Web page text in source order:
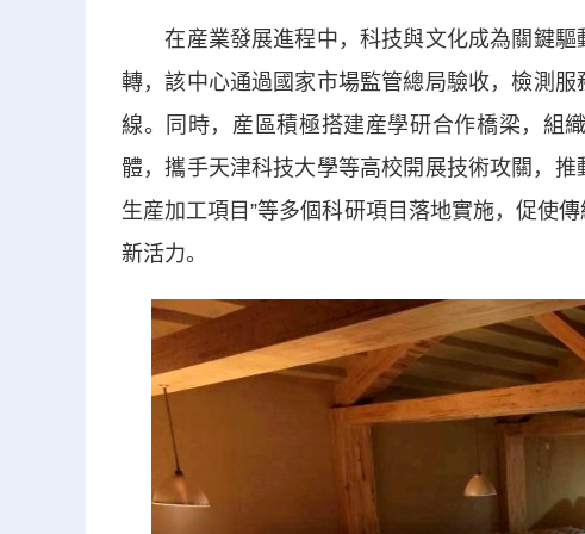
在産業發展進程中，科技與文化成為關鍵驅
轉，該中心通過國家市場監管總局驗收，檢測
線。同時，産區積極搭建産學研合作橋梁，組
體，攜手天津科技大學等高校開展技術攻關，推
生産加工項目”等多個科研項目落地實施，促使
新活力。